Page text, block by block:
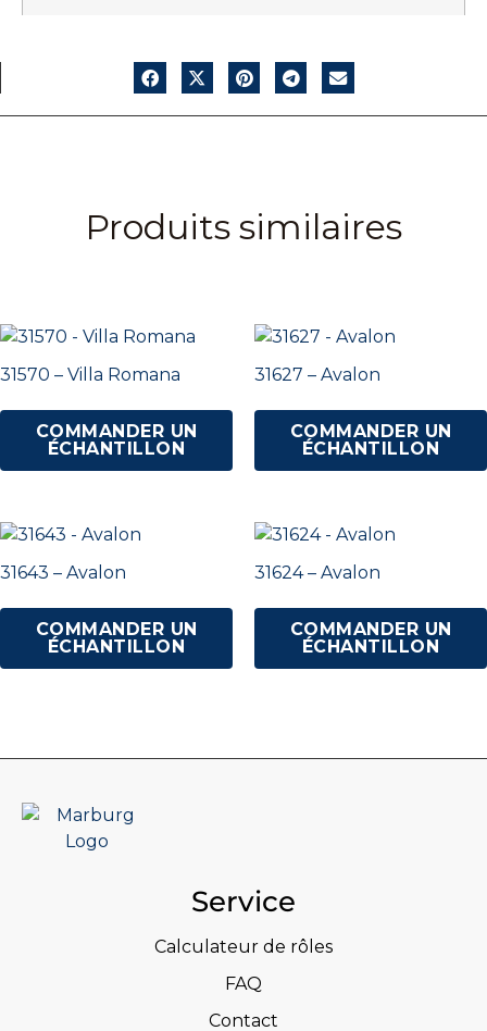
Produits similaires
31570 – Villa Romana
COMMANDER UN
ÉCHANTILLON
31627 – Avalon
COMMANDER UN
ÉCHANTILLON
31643 – Avalon
COMMANDER UN
ÉCHANTILLON
31624 – Avalon
COMMANDER UN
ÉCHANTILLON
Service
Calculateur de rôles
FAQ
Contact